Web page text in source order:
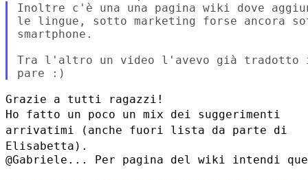
Inoltre c'è una una pagina wiki dove
le lingue, sotto marketing forse ancora
smartphone.
Tra l'altro un video l'avevo già tradotto
Ho fatto un poco un mix dei suggerimenti
arrivatimi (anche fuori lista da parte di
Elisabetta).
@Gabriele... Per pagina del wiki intendi